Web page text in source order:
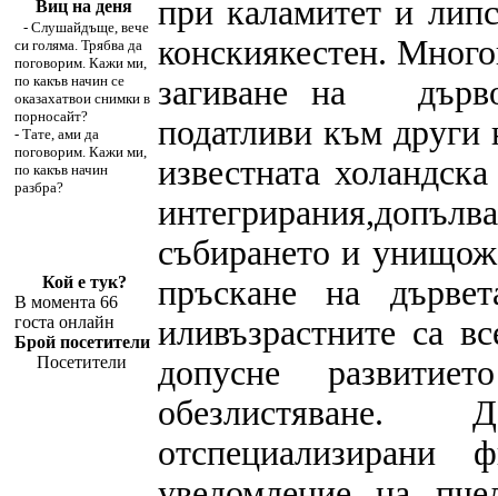
Виц на деня
- Слушайдъще, вече
си голяма. Трябва да
поговорим. Кажи ми,
по какъв начин се
оказахатвои снимки в
порносайт?
- Тате, ами да
поговорим. Кажи ми,
по какъв начин
разбра?
Кой е тук?
В момента 66
госта онлайн
Брой посетители
Посетители
при каламитет и
конскиякестен.
загиване на
податливи към други
известната
събирането и
пръскане на
иливъзрастните са
допусне
обезлистяване.